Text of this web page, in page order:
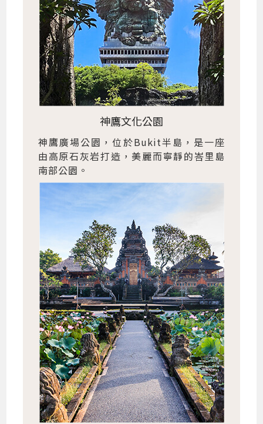
神鷹文化公園
神鷹廣場公園，位於Bukit半島，是一座
由高原石灰岩打造，美麗而寧靜的峇里島
南部公園。